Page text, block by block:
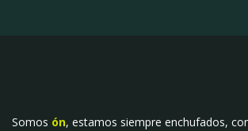
Somos ón, estamos siempre enchufados,